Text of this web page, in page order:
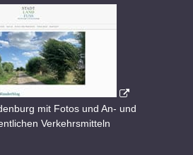
mit Fotos und An- und
Verkehrsmitteln